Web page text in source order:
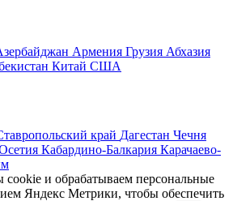
Армения Грузия Абхазия
Китай США
край Дагестан Чечня
Кабардино-Балкария Карачаево-
и обрабатываем персональные
Яндекс Метрики, чтобы обеспечить